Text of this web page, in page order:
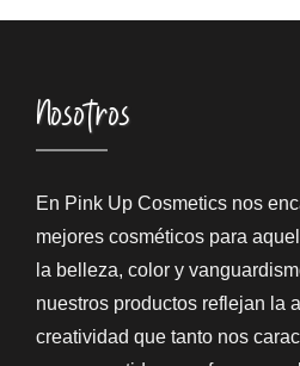
Nosotros
En Pink Up Cosmetics nos
mejores cosméticos para
la belleza, color y
nuestros productos reflejan la
creatividad que tanto nos